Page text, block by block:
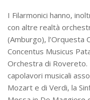
I Filarmonici hanno,
con altre realtà
(Amburgo), l’Orquesta
Concentus Musicus
Orchestra di Rovereto.
capolavori musicali
Mozart e di Verdi, la